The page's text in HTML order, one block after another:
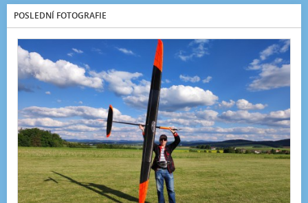
POSLEDNÍ FOTOGRAFIE